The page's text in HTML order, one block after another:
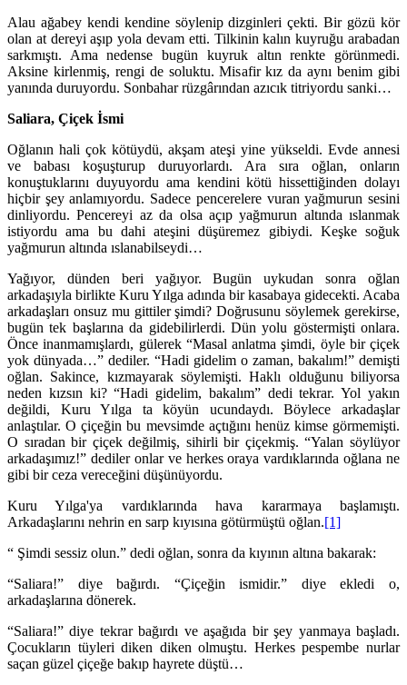
Alau ağabey kendi kendine söylenip dizginleri çekti. Bir gözü kör
olan at dereyi aşıp yola devam etti. Tilkinin kalın kuyruğu arabadan
sarkmıştı. Ama nedense bugün kuyruk altın renkte görünmedi.
Aksine kirlenmiş, rengi de soluktu. Misafir kız da aynı benim gibi
yanında duruyordu. Sonbahar rüzgârından azıcık titriyordu sanki…
Saliara, Çiçek İsmi
Oğlanın hali çok kötüydü, akşam ateşi yine yükseldi. Evde annesi
ve babası koşuşturup duruyorlardı. Ara sıra oğlan, onların
konuştuklarını duyuyordu ama kendini kötü hissettiğinden dolayı
hiçbir şey anlamıyordu. Sadece pencerelere vuran yağmurun sesini
dinliyordu. Pencereyi az da olsa açıp yağmurun altında ıslanmak
istiyordu ama bu dahi ateşini düşüremez gibiydi. Keşke soğuk
yağmurun altında ıslanabilseydi…
Yağıyor, dünden beri yağıyor. Bugün uykudan sonra oğlan
arkadaşıyla birlikte Kuru Yılga adında bir kasabaya gidecekti. Acaba
arkadaşları onsuz mu gittiler şimdi? Doğrusunu söylemek gerekirse,
bugün tek başlarına da gidebilirlerdi. Dün yolu göstermişti onlara.
Önce inanmamışlardı, gülerek “Masal anlatma şimdi, öyle bir çiçek
yok dünyada…” dediler. “Hadi gidelim o zaman, bakalım!” demişti
oğlan. Sakince, kızmayarak söylemişti. Haklı olduğunu biliyorsa
neden kızsın ki? “Hadi gidelim, bakalım” dedi tekrar. Yol yakın
değildi, Kuru Yılga ta köyün ucundaydı. Böylece arkadaşlar
anlaştılar. O çiçeğin bu mevsimde açtığını henüz kimse görmemişti.
O sıradan bir çiçek değilmiş, sihirli bir çiçekmiş. “Yalan söylüyor
arkadaşımız!” dediler onlar ve herkes oraya vardıklarında oğlana ne
gibi bir ceza vereceğini düşünüyordu.
Kuru Yılga'ya vardıklarında hava kararmaya başlamıştı.
Arkadaşlarını nehrin en sarp kıyısına götürmüştü oğlan.[1]
“ Şimdi sessiz olun.” dedi oğlan, sonra da kıyının altına bakarak:
“Saliara!” diye bağırdı. “Çiçeğin ismidir.” diye ekledi o,
arkadaşlarına dönerek.
“Saliara!” diye tekrar bağırdı ve aşağıda bir şey yanmaya başladı.
Çocukların tüyleri diken diken olmuştu. Herkes pespembe nurlar
saçan güzel çiçeğe bakıp hayrete düştü…